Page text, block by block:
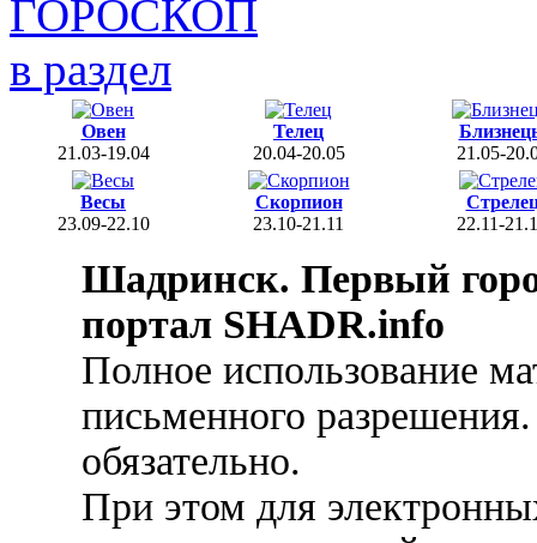
ГОРОСКОП
в раздел
Овен
21.03-19.04
Телец
20.04-20.05
21.05-
Весы
23.09-22.10
Скорпион
23.10-21.11
22.11-
Шадринск. Первый
портал SHADR.info
Полное использование
письменного
обязательно.
При этом для